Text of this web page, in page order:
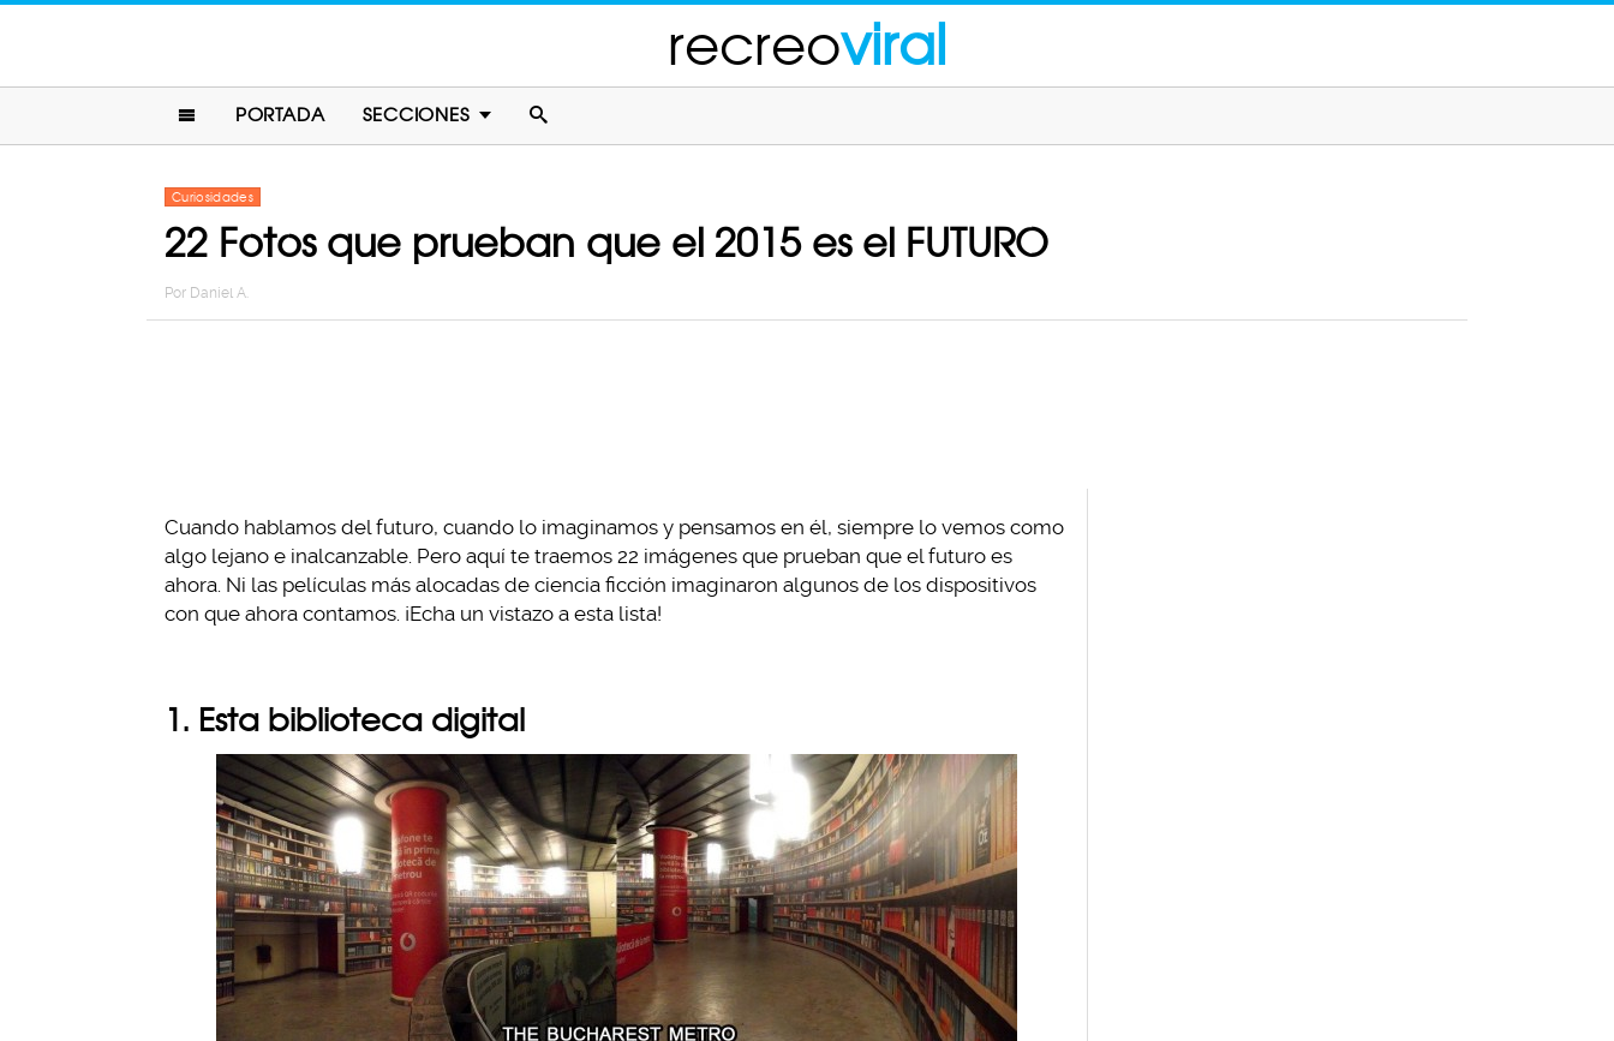
recreoviral
PORTADA SECCIONES
Curiosidades
22 Fotos que prueban que el 2015 es el FUTURO
Por Daniel A.
Cuando hablamos del futuro, cuando lo imaginamos y pensamos en él, siempre lo vemos como
algo lejano e inalcanzable. Pero aquí te traemos 22 imágenes que prueban que el futuro es
ahora. Ni las películas más alocadas de ciencia ficción imaginaron algunos de los dispositivos
con que ahora contamos. ¡Echa un vistazo a esta lista!
1. Esta biblioteca digital